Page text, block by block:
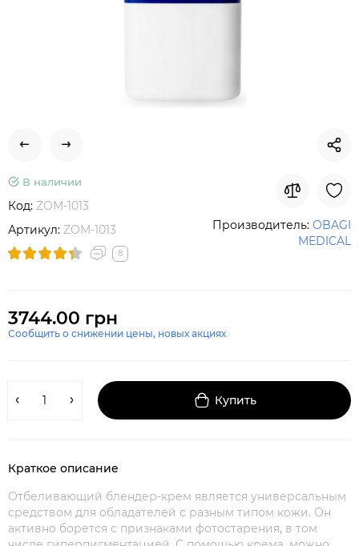
В наличии
Код: ZOM-1013
Артикул: ZOM-1013
8
Производитель: OBAGI
MEDICAL
3744.00 грн
Сообщить о снижении цены, новых акциях
Купить
Краткое описание
Отбеливающий блендер-крем является универсальным
средством для обладателей с разным типом кожи. Он
активно борется с признаками фотостарения, в том